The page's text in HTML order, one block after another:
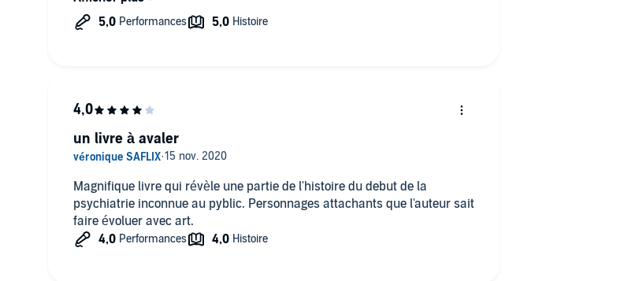
Magnifique livre qui révèle une partie de l'histoire du debut de la
psychiatrie inconnue au pyblic. Personnages attachants que l'auteur sait
faire évoluer avec art.
un livre à avaler